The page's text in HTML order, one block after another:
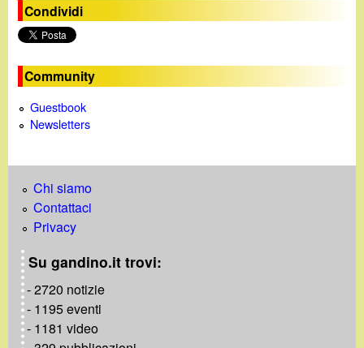
Condividi
Community
Guestbook
Newsletters
Chi siamo
Contattaci
Privacy
Su gandino.it trovi:
- 2720 notizie
- 1195 eventi
- 1181 video